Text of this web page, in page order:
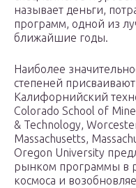
называет деньги,
программ, одной из
ближайшие годы.
Наиболее
степеней
Калифорнийский
Colorado School of
& Technology,
Massachusetts,
Oregon University
рынком программы в
космоса и